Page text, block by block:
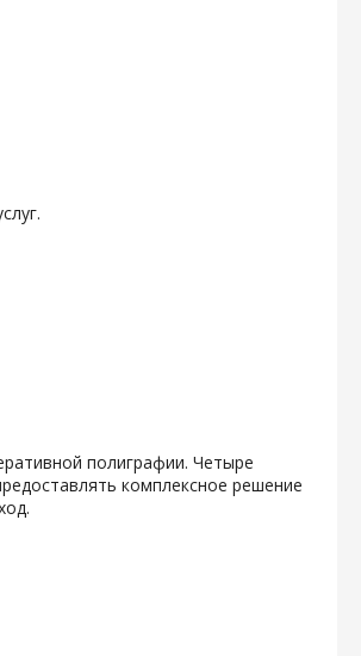
полиграфии. Четыре
комплексное решение